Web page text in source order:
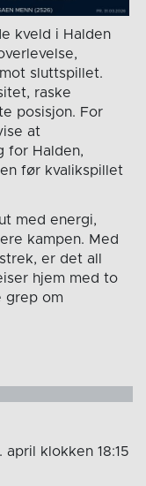
kveld i Halden
sluttspillet.
raske
posisjon. For
at
for Halden,
før kvalikspillet
med energi,
kampen. Med
er det all
hjem med to
grep om
april klokken 18:15